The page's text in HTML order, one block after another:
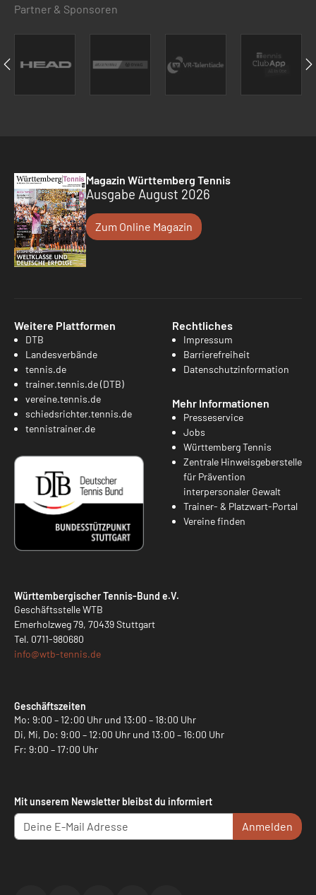
Partner & Sponsoren
Magazin Württemberg Tennis
Ausgabe August 2026
Zum Online Magazin
Weitere Plattformen
DTB
Landesverbände
tennis.de
trainer.tennis.de (DTB)
vereine.tennis.de
schiedsrichter.tennis.de
tennistrainer.de
Rechtliches
Impressum
Barrierefreiheit
Datenschutzinformation
Mehr Informationen
Presseservice
Jobs
Württemberg Tennis
Zentrale Hinweisgeberstelle
für Prävention
interpersonaler Gewalt
Trainer- & Platzwart-Portal
Vereine finden
Württembergischer Tennis-Bund e.V.
Geschäftsstelle WTB
Emerholzweg 79, 70439 Stuttgart
Tel. 0711-980680
info@wtb-tennis.de
Geschäftszeiten
Mo: 9:00 – 12:00 Uhr und 13:00 – 18:00 Uhr
Di, Mi, Do: 9:00 – 12:00 Uhr und 13:00 – 16:00 Uhr
Fr: 9:00 – 17:00 Uhr
Mit unserem Newsletter bleibst du informiert
Anmelden